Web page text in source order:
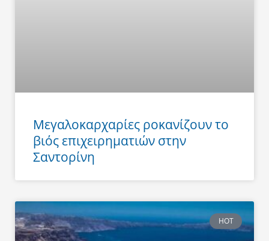
Μεγαλοκαρχαρίες ροκανίζουν το
βιός επιχειρηματιών στην
Σαντορίνη
HOT